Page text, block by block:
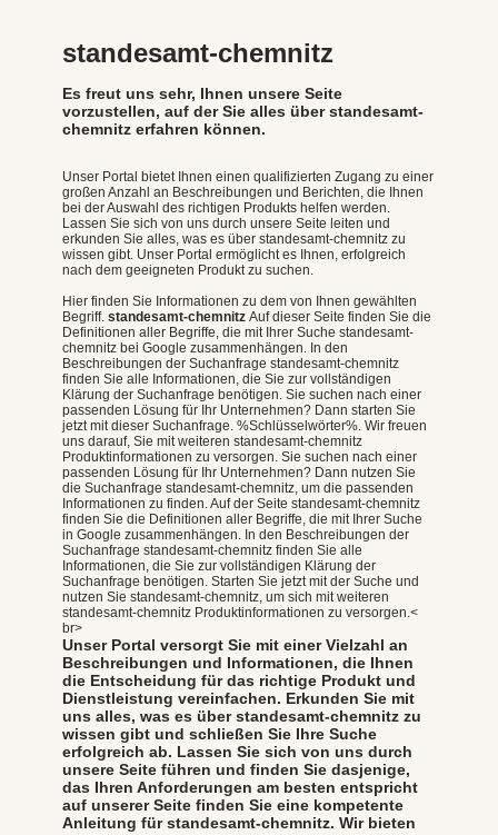
standesamt-chemnitz
Es freut uns sehr, Ihnen unsere Seite
vorzustellen, auf der Sie alles über standesamt-
chemnitz erfahren können.
Unser Portal bietet Ihnen einen qualifizierten Zugang zu einer
großen Anzahl an Beschreibungen und Berichten, die Ihnen
bei der Auswahl des richtigen Produkts helfen werden.
Lassen Sie sich von uns durch unsere Seite leiten und
erkunden Sie alles, was es über standesamt-chemnitz zu
wissen gibt. Unser Portal ermöglicht es Ihnen, erfolgreich
nach dem geeigneten Produkt zu suchen.
Hier finden Sie Informationen zu dem von Ihnen gewählten
Begriff. standesamt-chemnitz Auf dieser Seite finden Sie die
Definitionen aller Begriffe, die mit Ihrer Suche standesamt-
chemnitz bei Google zusammenhängen. In den
Beschreibungen der Suchanfrage standesamt-chemnitz
finden Sie alle Informationen, die Sie zur vollständigen
Klärung der Suchanfrage benötigen. Sie suchen nach einer
passenden Lösung für Ihr Unternehmen? Dann starten Sie
jetzt mit dieser Suchanfrage. %Schlüsselwörter%. Wir freuen
uns darauf, Sie mit weiteren standesamt-chemnitz
Produktinformationen zu versorgen. Sie suchen nach einer
passenden Lösung für Ihr Unternehmen? Dann nutzen Sie
die Suchanfrage standesamt-chemnitz, um die passenden
Informationen zu finden. Auf der Seite standesamt-chemnitz
finden Sie die Definitionen aller Begriffe, die mit Ihrer Suche
in Google zusammenhängen. In den Beschreibungen der
Suchanfrage standesamt-chemnitz finden Sie alle
Informationen, die Sie zur vollständigen Klärung der
Suchanfrage benötigen. Starten Sie jetzt mit der Suche und
nutzen Sie standesamt-chemnitz, um sich mit weiteren
standesamt-chemnitz Produktinformationen zu versorgen.<
br>
Unser Portal versorgt Sie mit einer Vielzahl an
Beschreibungen und Informationen, die Ihnen
die Entscheidung für das richtige Produkt und
Dienstleistung vereinfachen. Erkunden Sie mit
uns alles, was es über standesamt-chemnitz zu
wissen gibt und schließen Sie Ihre Suche
erfolgreich ab. Lassen Sie sich von uns durch
unsere Seite führen und finden Sie dasjenige,
das Ihren Anforderungen am besten entspricht
auf unserer Seite finden Sie eine kompetente
Anleitung für standesamt-chemnitz. Wir bieten